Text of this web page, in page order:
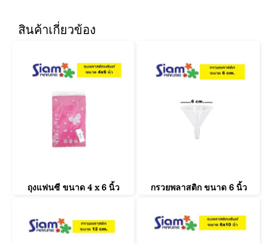
สินค้าเกี่ยวข้อง
ถุงแฟนซี ขนาด 4 x 6 นิ้ว กรวยพลาสติก ขนาด 6 นิ้ว